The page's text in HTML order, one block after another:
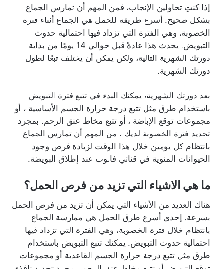
إذا كنتِ تحاولين الإنجاب، فمن المهم أن تمارس الجماع
بشكل صحيح. أسرع طريقة للحمل هي الجماع أثناء فترة
الخصوبة، وهي الفترة التي تزداد فيها احتمالية حدوث
التبويض. يحدث هذا عادةً قبل حوالي 14 يومًا من بداية
دورتك الشهرية التالية، ولكن يمكن أن يختلف تبعًا لطول
دورتك الشهرية.
بعد دورتك الشهرية، يمكنك البدء في تتبع فترة التبويض
باستخدام طرق مثل تتبع درجة حرارة الجسم الأساسية ، أو
مجموعات توقع الإباضة ، أو تتبع مخاط عنق الرحم. بمجرد
تحديد فترة الخصوبة لديك ، من المهم أن تمارس الجماع
بانتظام كل يومين خلال هذا الوقت لزيادة فرص وجود
الحيوانات المنوية في قناتي فالوب عند إطلاق البويضة.
ما هي الاشياء التي تزيد من فرص الحمل؟
هناك العديد من الأشياء التي يمكن أن تزيد من فرص الحمل
بسرعة. إحدى أسرع طرق الحمل هي ممارسة الجماع
بانتظام خلال فترة الخصوبة، وهي الفترة التي تزداد فيها
احتمالية حدوث التبويض. يمكنك تتبع التبويض باستخدام
طرق مثل تتبع درجة حرارة الجسم القاعدية أو مجموعات